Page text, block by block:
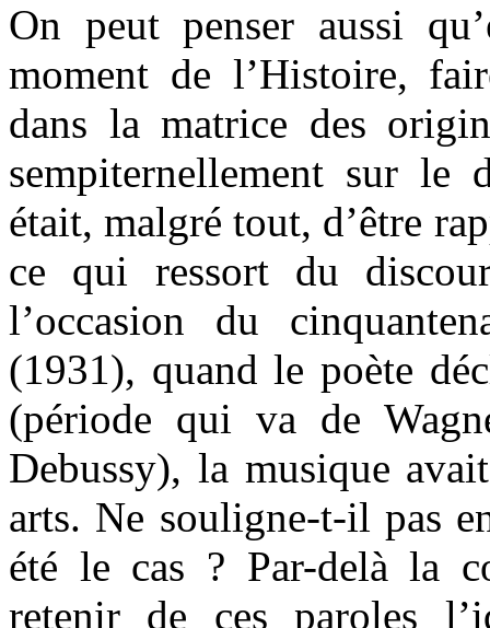
On peut penser aussi
moment de l’Histoire,
dans la matrice des
sempiternellement sur le
était, malgré tout, d’être
ce qui ressort du
l’occasion du
(1931), quand le poète
(période qui va de
Debussy), la musique
arts. Ne souligne-t-il pas
été le cas ? Par-delà la
retenir de ces paroles